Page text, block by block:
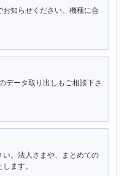
知らせください。機種に合
データ取り出しもご相談下さ
。法人さまや、まとめての
ます。